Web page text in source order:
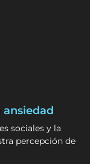
sociales y la
percepción de